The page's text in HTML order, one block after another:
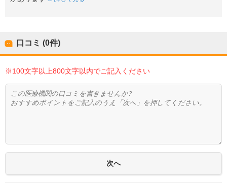
口コミ (0件)
※100文字以上800文字以内でご記入ください